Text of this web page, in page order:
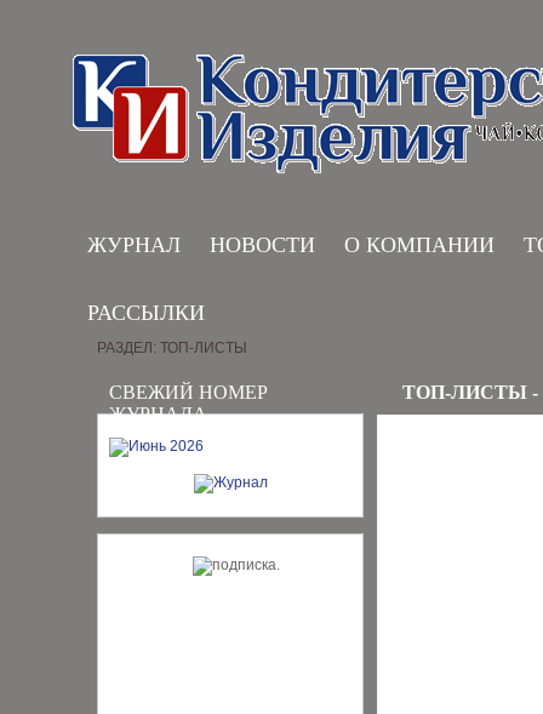
ЖУРНАЛ НОВОСТИ О КОМПАНИИ
РАССЫЛКИ
СВЕЖИЙ НОМЕР
ЖУРНАЛА
РАЗДЕЛ: ТОП-ЛИСТЫ
ТОП-ЛИСТЫ -